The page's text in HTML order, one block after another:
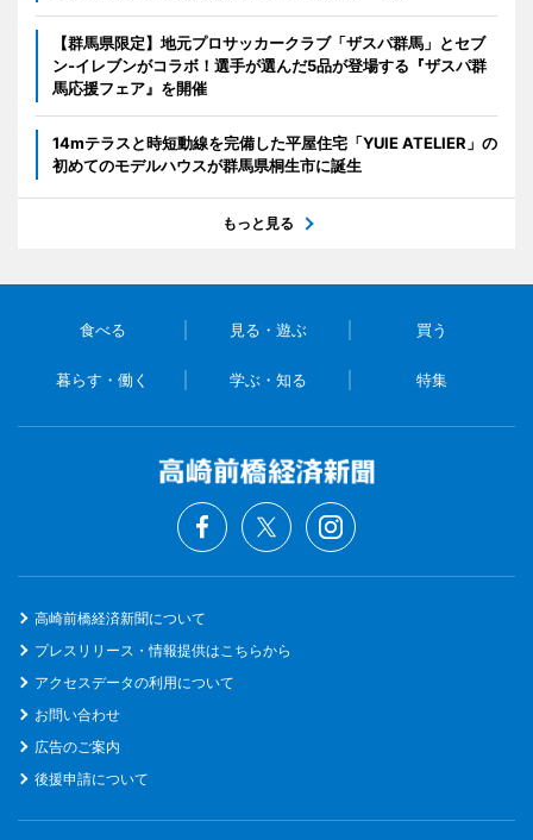
【群馬県限定】地元プロサッカークラブ「ザスパ群馬」とセブ
ン‐イレブンがコラボ！選手が選んだ5品が登場する『ザスパ群
馬応援フェア』を開催
14mテラスと時短動線を完備した平屋住宅「YUIE ATELIER」の
初めてのモデルハウスが群馬県桐生市に誕生
もっと見る
食べる 見る・遊ぶ 買う
暮らす・働く 学ぶ・知る 特集
高崎前橋経済新聞について
プレスリリース・情報提供はこちらから
アクセスデータの利用について
お問い合わせ
広告のご案内
後援申請について